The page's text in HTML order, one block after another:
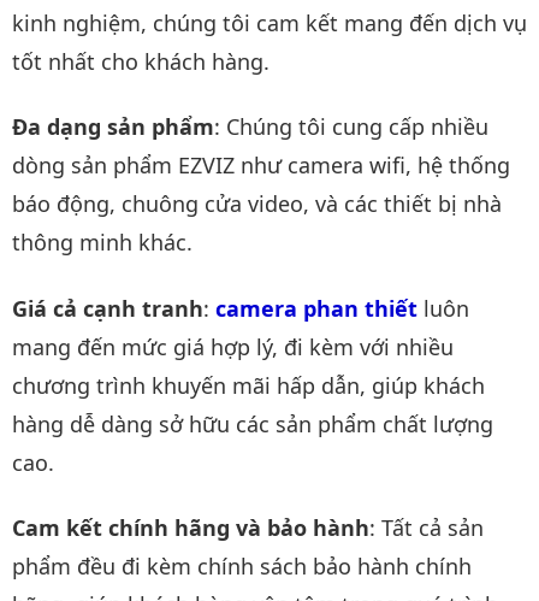
kinh nghiệm, chúng tôi cam kết mang đến dịch vụ
tốt nhất cho khách hàng.
Đa dạng sản phẩm: Chúng tôi cung cấp nhiều
dòng sản phẩm EZVIZ như camera wifi, hệ thống
báo động, chuông cửa video, và các thiết bị nhà
thông minh khác.
Giá cả cạnh tranh: camera phan thiết luôn
mang đến mức giá hợp lý, đi kèm với nhiều
chương trình khuyến mãi hấp dẫn, giúp khách
hàng dễ dàng sở hữu các sản phẩm chất lượng
cao.
Cam kết chính hãng và bảo hành: Tất cả sản
phẩm đều đi kèm chính sách bảo hành chính